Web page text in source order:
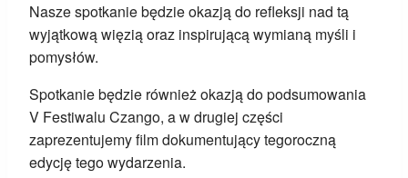
Nasze spotkanie będzie okazją do refleksji nad tą
wyjątkową więzią oraz inspirującą wymianą myśli i
pomysłów.
Spotkanie będzie również okazją do podsumowania
V Festiwalu Czango, a w drugiej części
zaprezentujemy film dokumentujący tegoroczną
edycję tego wydarzenia.